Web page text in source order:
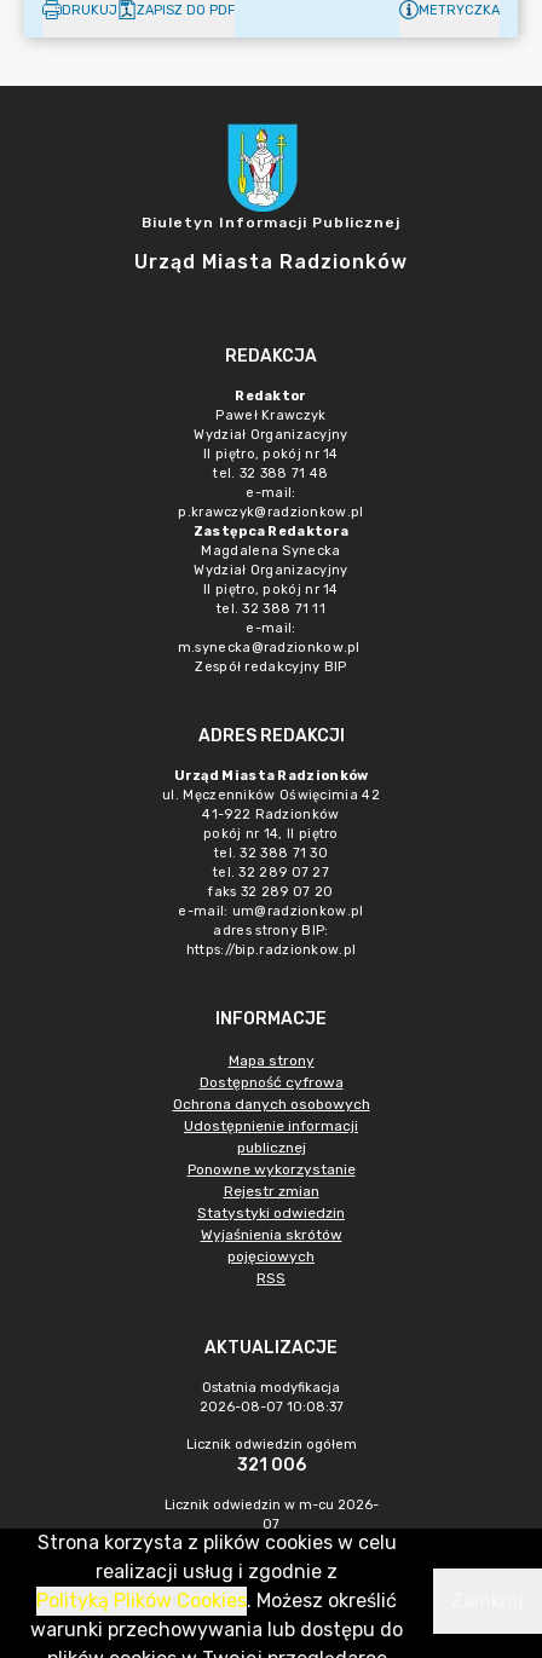
DRUKUJ ZAPISZ DO PDF METRYCZKA
Biuletyn Informacji Publicznej
Urząd Miasta Radzionków
REDAKCJA
Redaktor
Paweł Krawczyk
Wydział Organizacyjny
II piętro, pokój nr 14
tel. 32 388 71 48
e-mail:
p.krawczyk@radzionkow.pl
Zastępca Redaktora
Magdalena Synecka
Wydział Organizacyjny
II piętro, pokój nr 14
tel. 32 388 71 11
e-mail:
m.synecka@radzionkow.pl
Zespół redakcyjny BIP
ADRES REDAKCJI
Urząd Miasta Radzionków
ul. Męczenników Oświęcimia 42
41-922 Radzionków
pokój nr 14, II piętro
tel. 32 388 71 30
tel. 32 289 07 27
faks 32 289 07 20
e-mail: um@radzionkow.pl
adres strony BIP:
https://bip.radzionkow.pl
INFORMACJE
Mapa strony
Dostępność cyfrowa
Ochrona danych osobowych
Udostępnienie informacji
publicznej
Ponowne wykorzystanie
Rejestr zmian
Statystyki odwiedzin
Wyjaśnienia skrótów
pojęciowych
RSS
AKTUALIZACJE
Ostatnia modyfikacja
2026-08-07 10:08:37
Licznik odwiedzin ogółem
321 006
Licznik odwiedzin w m-cu 2026-
07
1 065
CMS & Hosting: Nefeni Sp. z o.o.
Strona korzysta z plików cookies w celu
realizacji usług i zgodnie z
Polityką Plików Cookies. Możesz określić
warunki przechowywania lub dostępu do